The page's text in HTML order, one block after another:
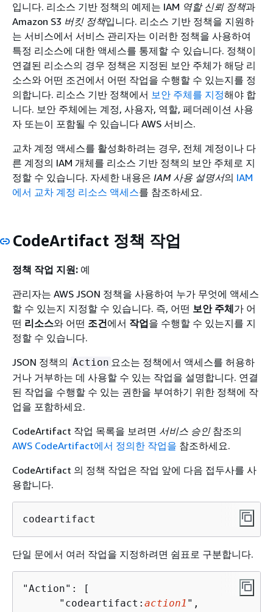
입니다. 리소스 기반 정책의 예제는 IAM 역할 신뢰 정책과
Amazon S3 버킷 정책입니다. 리소스 기반 정책을 지원하
는 서비스에서 서비스 관리자는 이러한 정책을 사용하여
특정 리소스에 대한 액세스를 통제할 수 있습니다. 정책이
연결된 리소스의 경우 정책은 지정된 보안 주체가 해당 리
소스와 어떤 조건에서 어떤 작업을 수행할 수 있는지를 정
의합니다. 리소스 기반 정책에서 보안 주체를 지정해야 합
니다. 보안 주체에는 계정, 사용자, 역할, 페더레이션 사용
자 또는이 포함될 수 있습니다 AWS 서비스.
교차 계정 액세스를 활성화하려는 경우, 전체 계정이나 다
른 계정의 IAM 개체를 리소스 기반 정책의 보안 주체로 지
정할 수 있습니다. 자세한 내용은 IAM 사용 설명서의 IAM
에서 교차 계정 리소스 액세스를 참조하세요.
CodeArtifact 정책 작업
정책 작업 지원: 예
관리자는 AWS JSON 정책을 사용하여 누가 무엇에 액세스
할 수 있는지 지정할 수 있습니다. 즉, 어떤 보안 주체가 어
떤 리소스와 어떤 조건에서 작업을 수행할 수 있는지를 지
정할 수 있습니다.
JSON 정책의 Action 요소는 정책에서 액세스를 허용하
거나 거부하는 데 사용할 수 있는 작업을 설명합니다. 연결
된 작업을 수행할 수 있는 권한을 부여하기 위한 정책에 작
업을 포함하세요.
CodeArtifact 작업 목록을 보려면 서비스 승인참조의
AWS CodeArtifact에서 정의한 작업을 참조하세요.
CodeArtifact 의 정책 작업은 작업 앞에 다음 접두사를 사
용합니다.
codeartifact
단일 문에서 여러 작업을 지정하려면 쉼표로 구분합니다.
"Action": [
      "codeartifact:
action1 ",